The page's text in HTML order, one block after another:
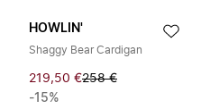
HOWLIN'
Shaggy Bear Cardigan
219,50 €258 €
-15%